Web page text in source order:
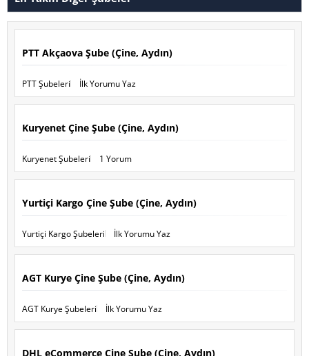
PTT Akçaova Şube (Çine, Aydın)
PTT Şubeleri İlk Yorumu Yaz
Kuryenet Çine Şube (Çine, Aydın)
Kuryenet Şubeleri 1 Yorum
Yurtiçi Kargo Çine Şube (Çine, Aydın)
Yurtiçi Kargo Şubeleri İlk Yorumu Yaz
AGT Kurye Çine Şube (Çine, Aydın)
AGT Kurye Şubeleri İlk Yorumu Yaz
DHL eCommerce Çine Şube (Çine, Aydın)